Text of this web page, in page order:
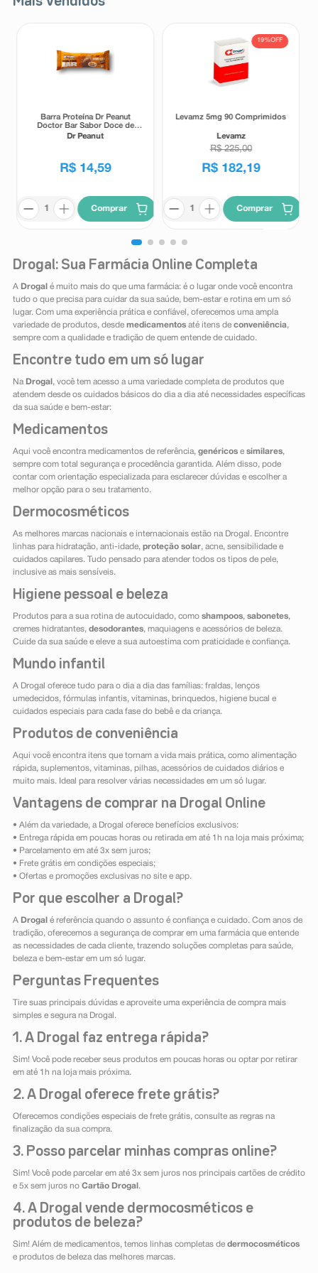
Barra Proteína Dr Peanut
Doctor Bar Sabor Doce de
Leite 62g
Dr Peanut
R$ 14,59
Comprar
19%OFF
Levamz 5mg 90 Comprimidos
Levamz
R$ 225,00
R$ 182,19
Comprar
Drogal: Sua Farmácia Online Completa
A Drogal é muito mais do que uma farmácia: é o lugar onde você encontra
tudo o que precisa para cuidar da sua saúde, bem-estar e rotina em um só
lugar. Com uma experiência prática e confiável, oferecemos uma ampla
variedade de produtos, desde medicamentosaté itens de conveniência,
sempre com a qualidade e tradição de quem entende de cuidado.
Encontre tudo em um só lugar
Na Drogal , você tem acesso a uma variedade completa de produtos que
atendem desde os cuidados básicos do dia a dia até necessidades específicas
da sua saúde e bem-estar:
Medicamentos
Aqui você encontra medicamentos de referência, genéricose similares,
sempre com total segurança e procedência garantida. Além disso, pode
contar com orientação especializada para esclarecer dúvidas e escolher a
melhor opção para o seu tratamento.
Dermocosméticos
As melhores marcas nacionais e internacionais estão na Drogal. Encontre
linhas para hidratação, anti-idade, proteção solar, acne, sensibilidade e
cuidados capilares. Tudo pensado para atender todos os tipos de pele,
inclusive as mais sensíveis.
Higiene pessoal e beleza
Produtos para a sua rotina de autocuidado, como shampoos, sabonetes,
cremes hidratantes, desodorantes, maquiagens e acessórios de beleza.
Cuide da sua saúde e eleve a sua autoestima com praticidade e confiança.
Mundo infantil
A Drogal oferece tudo para o dia a dia das famílias: fraldas, lenços
umedecidos, fórmulas infantis, vitaminas, brinquedos, higiene bucal e
cuidados especiais para cada fase do bebê e da criança.
Produtos de conveniência
Aqui você encontra itens que tornam a vida mais prática, como alimentação
rápida, suplementos, vitaminas, pilhas, acessórios de cuidados diários e
muito mais. Ideal para resolver várias necessidades em um só lugar.
Vantagens de comprar na Drogal Online
• Além da variedade, a Drogal oferece benefícios exclusivos:
• Entrega rápida em poucas horas ou retirada em até 1h na loja mais próxima;
• Parcelamento em até 3x sem juros;
• Frete grátis em condições especiais;
• Ofertas e promoções exclusivas no site e app.
Por que escolher a Drogal?
A Drogal é referência quando o assunto é confiança e cuidado. Com anos de
tradição, oferecemos a segurança de comprar em uma farmácia que entende
as necessidades de cada cliente, trazendo soluções completas para saúde,
beleza e bem-estar em um só lugar.
Perguntas Frequentes
Tire suas principais dúvidas e aproveite uma experiência de compra mais
simples e segura na Drogal.
1. A Drogal faz entrega rápida?
Sim! Você pode receber seus produtos em poucas horas ou optar por retirar
em até 1h na loja mais próxima.
2. A Drogal oferece frete grátis?
Oferecemos condições especiais de frete grátis, consulte as regras na
finalização da sua compra.
3. Posso parcelar minhas compras online?
Sim! Você pode parcelar em até 3x sem juros nos principais cartões de crédito
e 5x sem juros no Cartão Drogal .
4. A Drogal vende dermocosméticos e
produtos de beleza?
Sim! Além de medicamentos, temos linhas completas de dermocosméticos
e produtos de beleza das melhores marcas.